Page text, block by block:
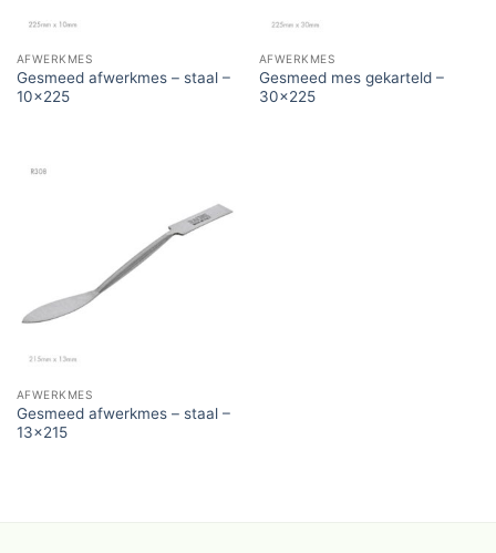
AFWERKMES
Gesmeed afwerkmes – staal –
10×225
AFWERKMES
Gesmeed mes gekarteld –
30×225
AFWERKMES
Gesmeed afwerkmes – staal –
13×215